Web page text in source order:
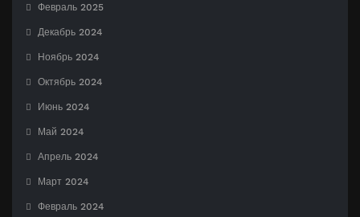
Февраль 2025
Декабрь 2024
Ноябрь 2024
Октябрь 2024
Июнь 2024
Май 2024
Апрель 2024
Март 2024
Февраль 2024